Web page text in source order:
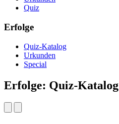
Quiz
Erfolge
Quiz-Katalog
Urkunden
Special
Erfolge: Quiz-Katalog